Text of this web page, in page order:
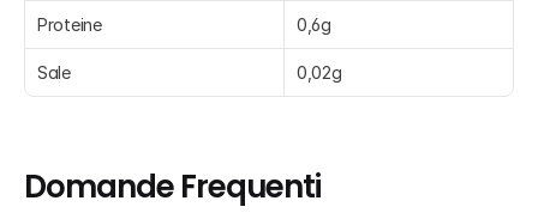
Proteine 0,6g
Sale 0,02g
Domande Frequenti